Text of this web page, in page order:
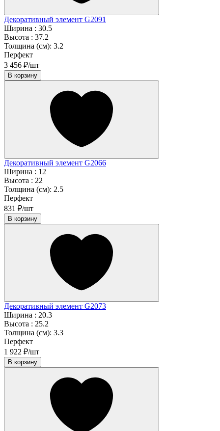
Декоративный элемент G2091
Ширина : 30.5
Высота : 37.2
Толщина (см): 3.2
Перфект
3 456 ₽/шт
В корзину
Декоративный элемент G2066
Ширина : 12
Высота : 22
Толщина (см): 2.5
Перфект
831 ₽/шт
В корзину
Декоративный элемент G2073
Ширина : 20.3
Высота : 25.2
Толщина (см): 3.3
Перфект
1 922 ₽/шт
В корзину